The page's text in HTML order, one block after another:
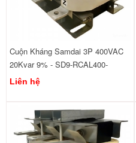
Cuộn Kháng Samdai 3P 400VAC
20Kvar 9% - SD9-RCAL400-
440/20
Liên hệ